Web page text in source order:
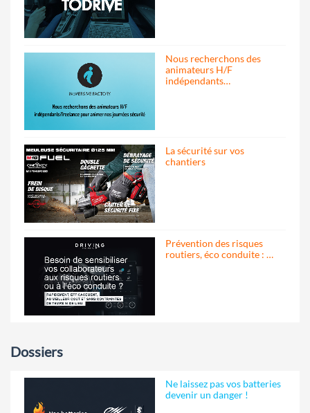
Nous recherchons des
animateurs H/F
indépendants…
La sécurité sur vos
chantiers
Prévention des risques
routiers, éco conduite : …
Dossiers
Ne laissez pas vos batteries
devenir un danger !